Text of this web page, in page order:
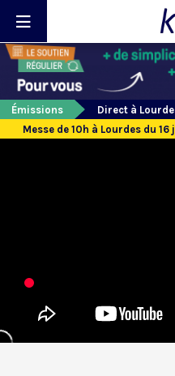
Émissions
Direct à
Messe de 10h à Lourdes du